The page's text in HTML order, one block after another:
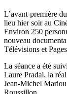
L’avant-première
lieu hier soir au
Environ 250
nouveau
Télévisions et
La séance a été
Laure Pradal, la
Jean-Michel